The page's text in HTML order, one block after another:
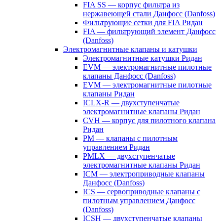
FIA SS — корпус фильтра из
нержавеющей стали Данфосс (Danfoss)
Фильтрующие сетки для FIA Ридан
FIA — фильтрующий элемент Данфосс
(Danfoss)
Электромагнитные клапаны и катушки
Электромагнитные катушки Ридан
EVM — электромагнитные пилотные
клапаны Данфосс (Danfoss)
EVM — электромагнитные пилотные
клапаны Ридан
ICLX-R — двухступенчатые
электромагнитные клапаны Ридан
CVH — корпус для пилотного клапана
Ридан
PM — клапаны с пилотным
управлением Ридан
PMLX — двухступенчатые
электромагнитные клапаны Ридан
ICM — электроприводные клапаны
Данфосс (Danfoss)
ICS — сервоприводные клапаны с
пилотным управлением Данфосс
(Danfoss)
ICSH — двухступенчатые клапаны